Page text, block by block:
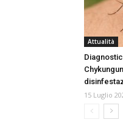
Attualità
15 Luglio